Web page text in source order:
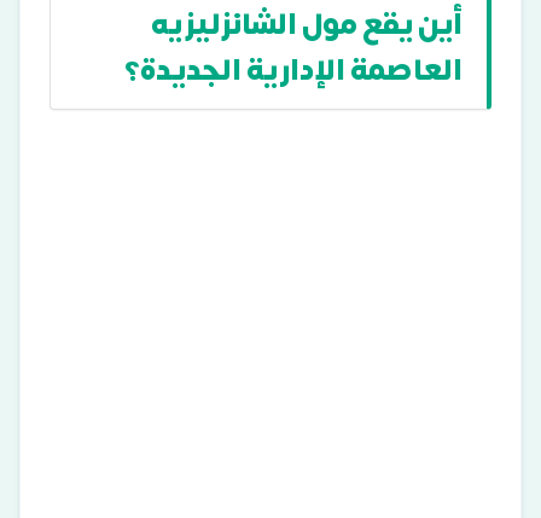
أين يقع مول الشانزليزيه
العاصمة الإدارية الجديدة؟